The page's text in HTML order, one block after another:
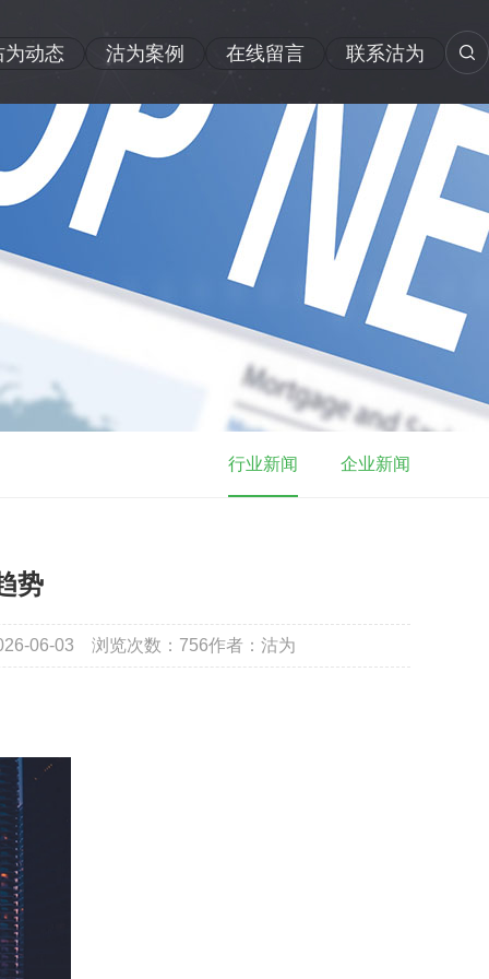
为动态 沽为案例 在线留言 联系沽为
行业新闻 企业新闻
势
06-03 浏览次数： 756作者：沽为